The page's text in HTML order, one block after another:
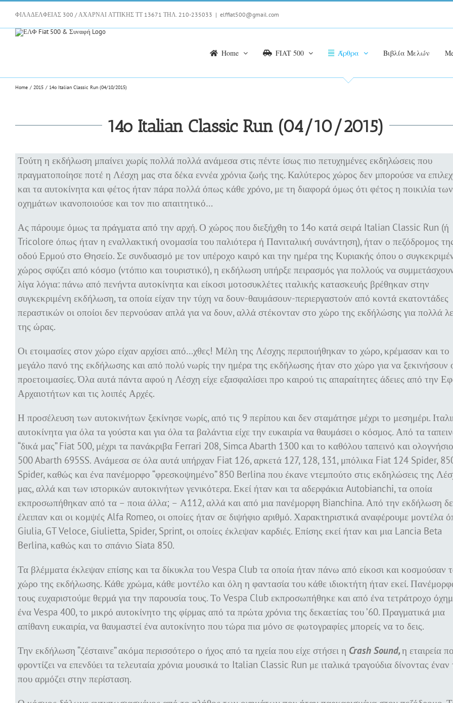
Skip
ΦΙΛΑΔΕΛΦΕΙΑΣ 300 / ΑΧΑΡΝΑΙ ΑΤΤΙΚΗΣ ΤΤ 13671 ΤΗΛ. 210-235033 | elffiat500@gmail.com
Home FIAT 500 Άρθρα Βιβλία Μελών
Home 2015 14o Italian Classic Run (04/10/2015)
14o Italian Classic Run (04/10/2015)
Τούτη η εκδήλωση μπαίνει χωρίς πολλά πολλά ανάμεσα στις πέντε ίσως πιο πετυχημένες εκδηλώσεις που
πραγματοποίησε ποτέ η Λέσχη μας στα δέκα εννέα χρόνια ζωής της. Καλύτερος χώρος δεν μπορούσε να
και τα αυτοκίνητα και φέτος ήταν πάρα πολλά όπως κάθε χρόνο, με τη διαφορά όμως ότι φέτος η ποικιλία των
οχημάτων ικανοποιούσε και τον πιο απαιτητικό…
Ας πάρουμε όμως τα πράγματα από την αρχή. Ο χώρος που διεξήχθη το 14ο κατά σειρά Italian Classic Run (ή
Tricolore όπως ήταν η εναλλακτική ονομασία του παλιότερα ή Πανιταλική συνάντηση), ήταν ο πεζόδρομος
οδού Ερμού στο Θησείο. Σε συνδυασμό με τον υπέροχο καιρό και την ημέρα της Κυριακής όπου ο
χώρος σφύζει από κόσμο (ντόπιο και τουριστικό), η εκδήλωση υπήρξε πειρασμός για πολλούς να
λίγα λόγια: πάνω από πενήντα αυτοκίνητα και είκοσι μοτοσυκλέτες ιταλικής κατασκευής βρέθηκαν στην
συγκεκριμένη εκδήλωση, τα οποία είχαν την τύχη να δουν-θαυμάσουν-περιεργαστούν από κοντά εκατοντάδες
περαστικών οι οποίοι δεν περνούσαν απλά για να δουν, αλλά στέκονταν στο χώρο της εκδήλώσης για πολλά
της ώρας.
Οι ετοιμασίες στον χώρο είχαν αρχίσει από…χθες! Μέλη της Λέσχης περιποιήθηκαν το χώρο, κρέμασαν και το
μεγάλο πανό της εκδήλωσης και από πολύ νωρίς την ημέρα της εκδήλωσης ήταν στο χώρο για να ξεκινήσουν
προετοιμασίες. Όλα αυτά πάντα αφού η Λέσχη είχε εξασφαλίσει προ καιρού τις απαραίτητες άδειες από την
Αρχαιοτήτων και τις λοιπές Αρχές.
Η προσέλευση των αυτοκινήτων ξεκίνησε νωρίς, από τις 9 περίπου και δεν σταμάτησε μέχρι το μεσημέρι.
αυτοκίνητα για όλα τα γούστα και για όλα τα βαλάντια είχε την ευκαιρία να θαυμάσει ο κόσμος. Από τα
“δικά μας” Fiat 500, μέχρι τα πανάκριβα Ferrari 208, Simca Abarth 1300 και το καθόλου ταπεινό και
500 Abarth 695SS. Ανάμεσα σε όλα αυτά υπήρχαν Fiat 126, αρκετά 127, 128, 131, μπόλικα Fiat 124 Spider,
Spider, καθώς και ένα πανέμορφο “φρεσκοψημένο” 850 Berlina που έκανε ντεμπούτο στις εκδηλώσεις της
μας, αλλά και των ιστορικών αυτοκινήτων γενικότερα. Εκεί ήταν και τα αδερφάκια Autobianchi, τα οποία
εκπροσωπήθηκαν από τα – ποια άλλα; – Α112, αλλά και από μια πανέμορφη Bianchina. Από την εκδήλωση
έλειπαν και οι κομψές Alfa Romeo, οι οποίες ήταν σε διψήφιο αριθμό. Χαρακτηριστικά αναφέρουμε μοντέλα
Giulia, GT Veloce, Giulietta, Spider, Sprint, οι οποίες έκλεψαν καρδιές. Επίσης εκεί ήταν και μια Lancia Beta
Berlina, καθώς και το σπάνιο Siata 850.
Τα βλέμματα έκλεψαν επίσης και τα δίκυκλα του Vespa Club τα οποία ήταν πάνω από είκοσι και κοσμούσαν
χώρο της εκδήλωσης. Κάθε χρώμα, κάθε μοντέλο και όλη η φαντασία του κάθε ιδιοκτήτη ήταν εκεί.
τους ευχαριστούμε θερμά για την παρουσία τους. Το Vespa Club εκπροσωπήθηκε και από ένα τετράτροχο
ένα Vespa 400, το μικρό αυτοκίνητο της φίρμας από τα πρώτα χρόνια της δεκαετίας του ’60. Πραγματικά μια
απίθανη ευκαιρία, να θαυμαστεί ένα αυτοκίνητο που τώρα πια μόνο σε φωτογραφίες μπορείς να το δεις.
Την εκδήλωση “ζέσταινε” ακόμα περισσότερο ο ήχος από τα ηχεία που είχε στήσει η Crash Sound,η εταιρεία
φροντίζει να επενδύει τα τελευταία χρόνια μουσικά το Italian Classic Run με ιταλικά τραγούδια δίνοντας έναν
που αρμόζει στην περίσταση.